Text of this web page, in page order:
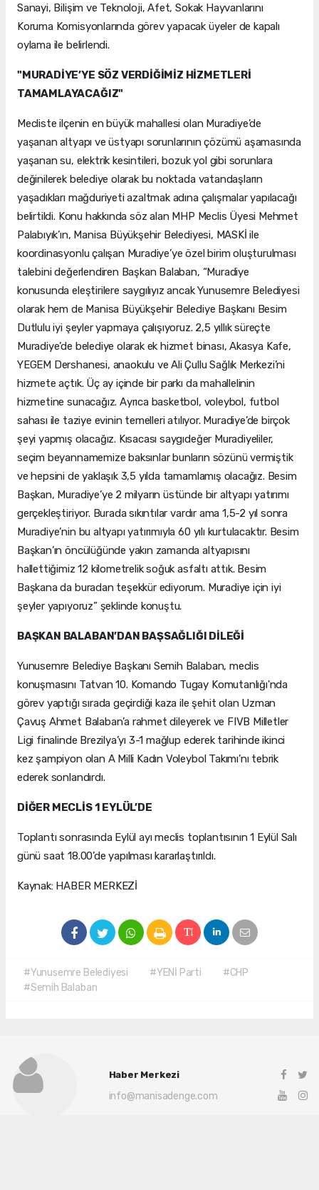
Sanayi, Bilişim ve Teknoloji, Afet, Sokak Hayvanlarını
Koruma Komisyonlarında görev yapacak üyeler de kapalı
oylama ile belirlendi.
"MURADİYE’YE SÖZ VERDİĞİMİZ HİZMETLERİ
TAMAMLAYACAĞIZ"
Mecliste ilçenin en büyük mahallesi olan Muradiye’de
yaşanan altyapı ve üstyapı sorunlarının çözümü aşamasında
yaşanan su, elektrik kesintileri, bozuk yol gibi sorunlara
değinilerek belediye olarak bu noktada vatandaşların
yaşadıkları mağduriyeti azaltmak adına çalışmalar yapılacağı
belirtildi. Konu hakkında söz alan MHP Meclis Üyesi Mehmet
Palabıyık’ın, Manisa Büyükşehir Belediyesi, MASKİ ile
koordinasyonlu çalışan Muradiye’ye özel birim oluşturulması
talebini değerlendiren Başkan Balaban, “Muradiye
konusunda eleştirilere saygılıyız ancak Yunusemre Belediyesi
olarak hem de Manisa Büyükşehir Belediye Başkanı Besim
Dutlulu iyi şeyler yapmaya çalışıyoruz. 2,5 yıllık süreçte
Muradiye’de belediye olarak ek hizmet binası, Akasya Kafe,
YEGEM Dershanesi, anaokulu ve Ali Çullu Sağlık Merkezi’ni
hizmete açtık. Üç ay içinde bir parkı da mahallelinin
hizmetine sunacağız. Ayrıca basketbol, voleybol, futbol
sahası ile taziye evinin temelleri atılıyor. Muradiye’de birçok
şeyi yapmış olacağız. Kısacası saygıdeğer Muradiyeliler,
seçim beyannamemize baksınlar bunların sözünü vermiştik
ve hepsini de yaklaşık 3,5 yılda tamamlamış olacağız. Besim
Başkan, Muradiye’ye 2 milyarın üstünde bir altyapı yatırımı
gerçekleştiriyor. Burada sıkıntılar vardır ama 1,5-2 yıl sonra
Muradiye’nin bu altyapı yatırımıyla 60 yılı kurtulacaktır. Besim
Başkan’ın öncülüğünde yakın zamanda altyapısını
hallettiğimiz 12 kilometrelik soğuk asfaltı attık. Besim
Başkana da buradan teşekkür ediyorum. Muradiye için iyi
şeyler yapıyoruz” şeklinde konuştu.
BAŞKAN BALABAN’DAN BAŞSAĞLIĞI DİLEĞİ
Yunusemre Belediye Başkanı Semih Balaban, meclis
konuşmasını Tatvan 10. Komando Tugay Komutanlığı'nda
görev yaptığı sırada geçirdiği kaza ile şehit olan Uzman
Çavuş Ahmet Balaban’a rahmet dileyerek ve FIVB Milletler
Ligi finalinde Brezilya’yı 3-1 mağlup ederek tarihinde ikinci
kez şampiyon olan A Milli Kadın Voleybol Takımı’nı tebrik
ederek sonlandırdı.
DİĞER MECLİS 1 EYLÜL’DE
Toplantı sonrasında Eylül ayı meclis toplantısının 1 Eylül Salı
günü saat 18.00’de yapılması kararlaştırıldı.
Kaynak: HABER MERKEZİ
#Yunusemre Belediyesi #YENİ Parti
#CHP
#Semih Balaban
Haber Merkezi
info@manisadenge.com